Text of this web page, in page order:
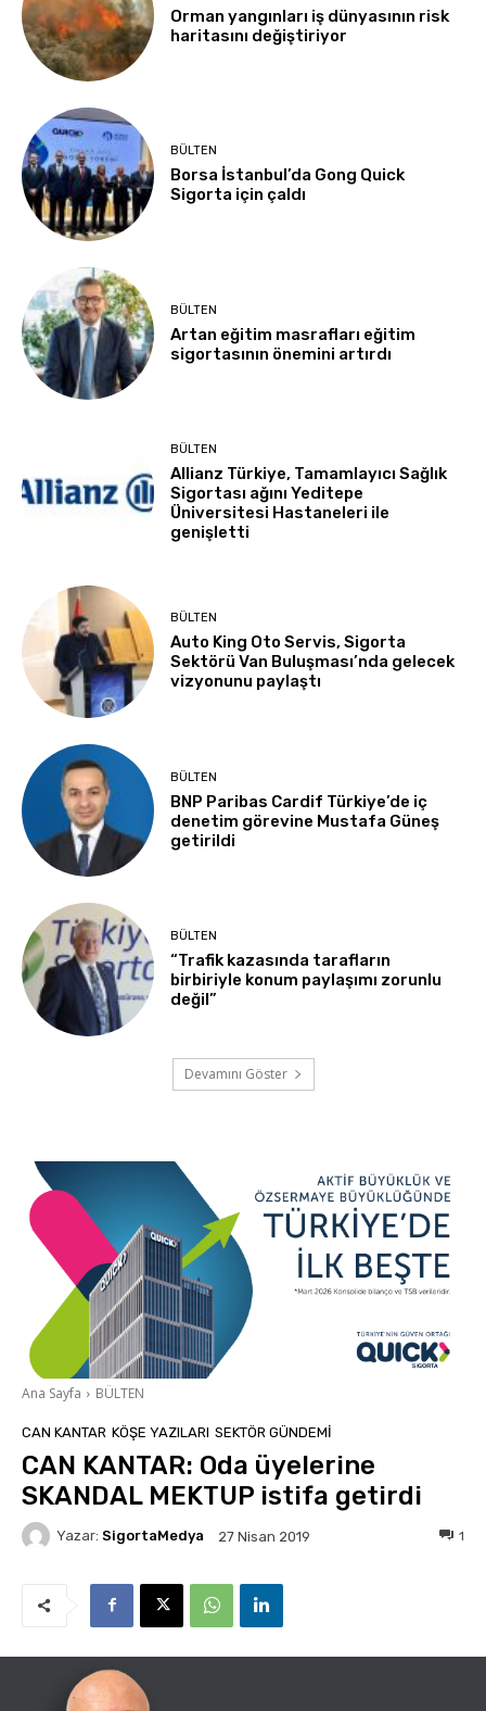
Orman yangınları iş dünyasının risk
haritasını değiştiriyor
BÜLTEN
Borsa İstanbul’da Gong Quick
Sigorta için çaldı
BÜLTEN
Artan eğitim masrafları eğitim
sigortasının önemini artırdı
BÜLTEN
Allianz Türkiye, Tamamlayıcı Sağlık
Sigortası ağını Yeditepe
Üniversitesi Hastaneleri ile
genişletti
BÜLTEN
Auto King Oto Servis, Sigorta
Sektörü Van Buluşması’nda gelecek
vizyonunu paylaştı
BÜLTEN
BNP Paribas Cardif Türkiye’de iç
denetim görevine Mustafa Güneş
getirildi
BÜLTEN
“Trafik kazasında tarafların
birbiriyle konum paylaşımı zorunlu
değil”
Devamını Göster